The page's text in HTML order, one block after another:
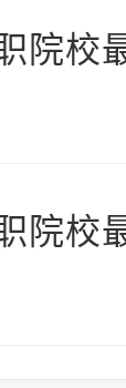
院校
院校